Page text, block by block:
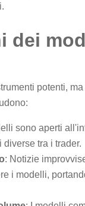
dei
potenti,
sono aperti
tra i trader.
: Notizie
i modelli,